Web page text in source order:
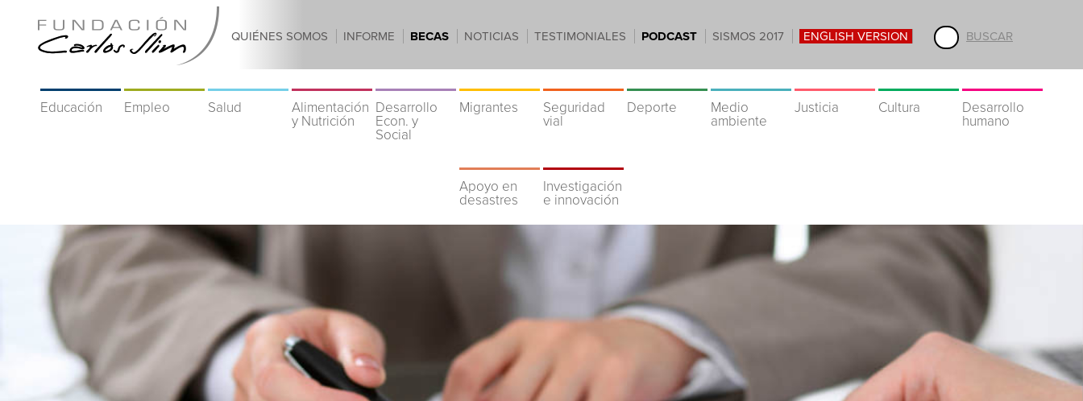
BUSCAR
QUIÉNES SOMOS INFORME BECAS NOTICIAS TESTIMONIALES PODCAST SISMOS 2017 ENGLISH VERSION
Educación Empleo Salud
Alimentación
y Nutrición
Desarrollo
Econ. y
Social
Migrantes
Seguridad
vial
Deporte
Medio
ambiente
Justicia Cultura
Desarrollo
humano
Apoyo en
desastres
Investigación
e innovación